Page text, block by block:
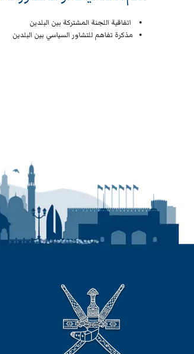
اتفاقية اللجنة المشتركة بين البلدين
مذكرة تفاهم للتشاور السياسي بين البلدين